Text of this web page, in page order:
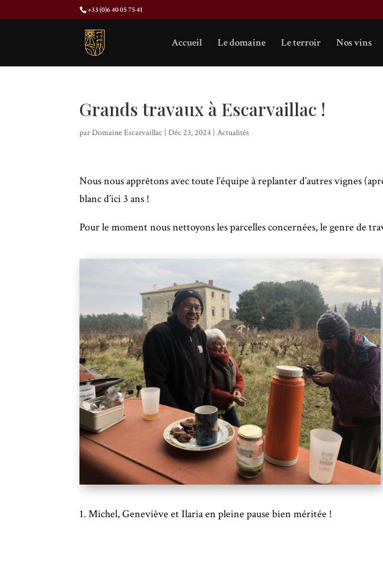
+33 (0)6 40 05 75 41
Accueil Le domaine Le terroir Nos vins
Grands travaux à Escarvaillac !
parDomaine Escarvaillac |Déc 23, 2024 |Actualités
Nous nous apprêtons avec toute l’équipe à replanter d’autres vignes
blanc d’ici 3 ans !
Pour le moment nous nettoyons les parcelles concernées, le genre de
1. Michel, Geneviève et Ilaria en pleine pause bien méritée !